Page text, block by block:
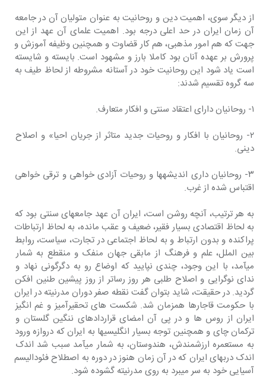
از دیگر سوی، اهمیت دین و روحانیت به عنوان متولیان آن در جامعه
آن زمان ایران در حد اعلی درجه بود. اهمیت علمای آن عهد از این
جهت که هم امور مذهبی، هم کار قضاوت و همچنین وظیفه آموزش و
پرورش بر عهده آنان بود کاملا بارز و مشهود است. بایسته و شایسته
است یاد شود این روحانیت خود در آستانه مشروطه از لحاظ طیف به
سه گروه تقسیم شدند:
۱- روحانیان دارای اعتقاد سنتی و افکار متعارف.
۲- روحانیان با افکار و روحیات جدید متاثر از جریان احیا» و اصلاح
دینی.
۳- روحانیان داری اندیشهها و روحیات آزادی خواهی و ترقی خواهی
اقتباس شده از غرب.
به هر ترتیب، آنچه روشن است، ایران آن عهد جامعهای سنتی بود که
به لحاظ اقتصادی بسیار فقیر، ضعیف و عقب مانده، به لحاظ ارتباطات
پراکنده و بدون ارتباط و به لحاظ اجتماعی در تجارت، سیاست، روابط
بین الملل، علم و فرهنگ از مابقی جهان منفک و منقطع به شمار
میآمد، با این وجود، چندی نپایید که اوضاع رو به دگرگونی نهاد و
ندای نوگرایی و اصلاح طلبی هر روز رساتر از روز پیشین طنین افکن
گردید. در حقیقت، شاید بتوان گفت نقطه صفر دوران مدرنیته در ایران
با حکومت قاجارها همزمان شد. شکست های تحقیرآمیز و غم انگیز
ایران از روس ها و در پی آن امضای قراردادهای ننگین گلستان و
ترکمان چای و همچنین توجه بسیار انگلیسیها به ایران که دروازه ورود
به مستعمره ارزشمندش، هندوستان، به شمار میآمد سبب شد اندک
اندک دربهای ایران که در آن زمان هنوز در دوره به اصطلاح فئودالیسم
آسیایی خود به سر میبرد به روی مدرنیته گشوده شود.